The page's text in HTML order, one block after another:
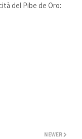
del Pibe de Oro:
NEWER